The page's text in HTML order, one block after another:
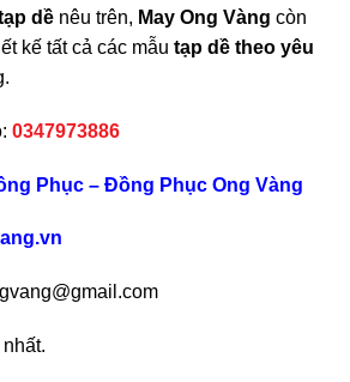
dề nêu trên, May Ong Vàng còn
kế tất cả các mẫu tạp dề theo yêu
0347973886
Phục – Đồng Phục Ong Vàng